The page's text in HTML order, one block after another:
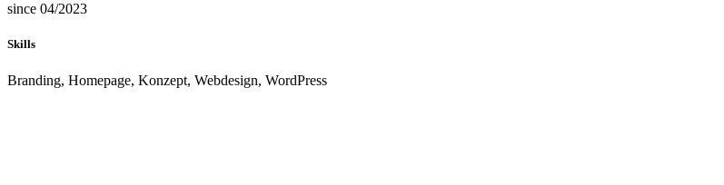
since 04/2023
Skills
Branding, Homepage, Konzept, Webdesign, WordPress